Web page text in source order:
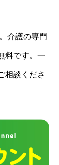
介護の専門
料です。一
相談くださ